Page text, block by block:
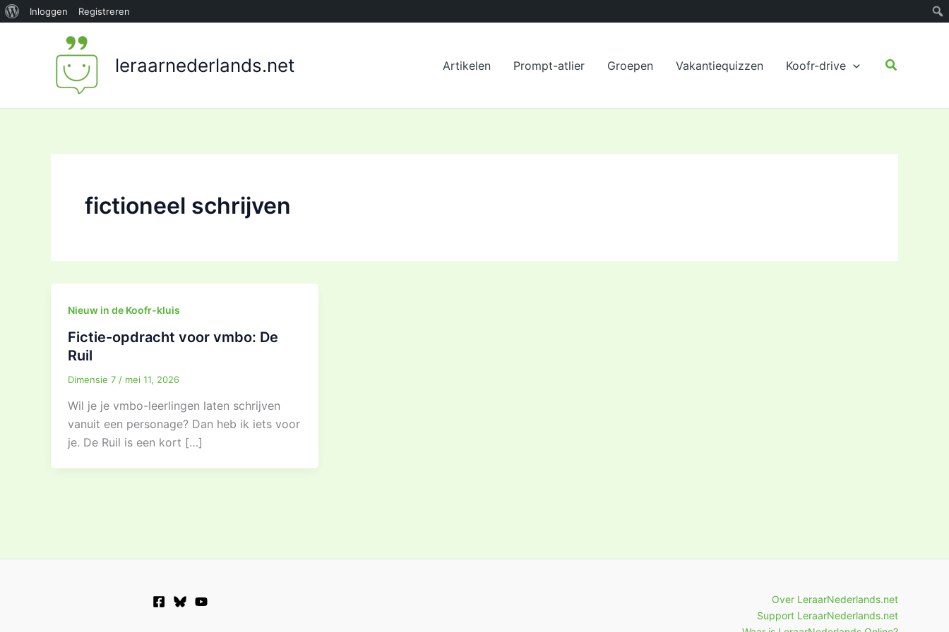
Over
Inloggen Registreren
leraarnederlands.net Artikelen Prompt-atlier Groepen Vakantiequizzen Koofr-drive Zoeken
fictioneel schrijven
Nieuw in de Koofr-kluis
Fictie-opdracht voor vmbo: De
Ruil
Dimensie 7 / mei 11, 2026
Wil je je vmbo-leerlingen laten schrijven
vanuit een personage? Dan heb ik iets voor
je. De Ruil is een kort […]
Over LeraarNederlands.net
Support LeraarNederlands.net